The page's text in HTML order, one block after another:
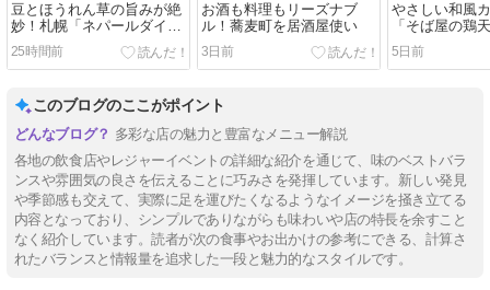
豆とほうれん草の旨みが絶
妙！札幌「ネパールダイニ
ング」のダルサグチキンカ
レー
25時間前
お酒も料理もリーズナブ
ル！蕎麦町を居酒屋使い
3日前
やさしい和風
「そば屋の鶏
5日前
このブログのここがポイント
多彩な店の魅力と豊富なメニュー解説
各地の飲食店やレジャーイベントの詳細な紹介を通じて、味のベストバラ
ンスや雰囲気の良さを伝えることに巧みさを発揮しています。新しい発見
や季節感も交えて、実際に足を運びたくなるようなイメージを掻き立てる
内容となっており、シンプルでありながらも味わいや店の特長を余すこと
なく紹介しています。読者が次の食事やお出かけの参考にできる、計算さ
れたバランスと情報量を追求した一段と魅力的なスタイルです。